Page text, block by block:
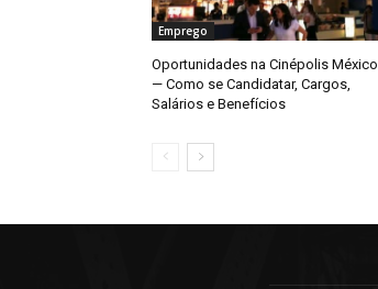
Emprego
Oportunidades na Cinépolis México
— Como se Candidatar, Cargos,
Salários e Benefícios